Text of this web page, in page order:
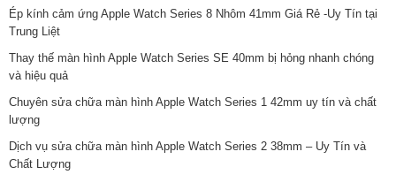
Ép kính cảm ứng Apple Watch Series 8 Nhôm 41mm Giá Rẻ -Uy Tín tại
Trung Liệt
Thay thế màn hình Apple Watch Series SE 40mm bị hỏng nhanh chóng
và hiệu quả
Chuyên sửa chữa màn hình Apple Watch Series 1 42mm uy tín và chất
lượng
Dịch vụ sửa chữa màn hình Apple Watch Series 2 38mm – Uy Tín và
Chất Lượng